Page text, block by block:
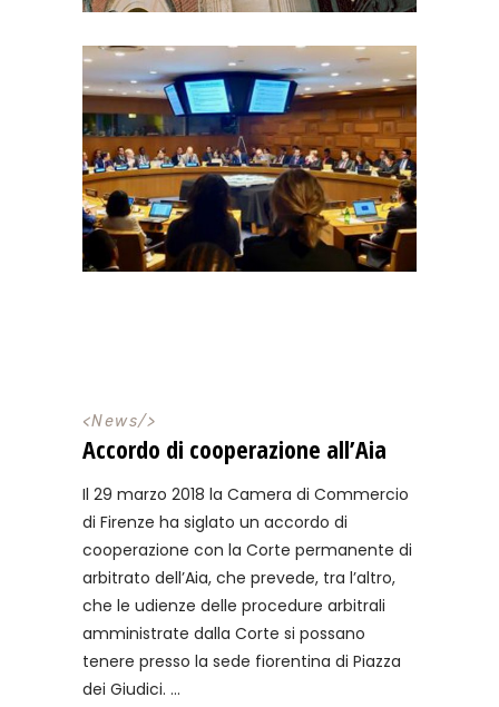
<News/>
Accordo di cooperazione all’Aia
Il 29 marzo 2018 la Camera di Commercio
di Firenze ha siglato un accordo di
cooperazione con la Corte permanente di
arbitrato dell’Aia, che prevede, tra l’altro,
che le udienze delle procedure arbitrali
amministrate dalla Corte si possano
tenere presso la sede fiorentina di Piazza
dei Giudici.